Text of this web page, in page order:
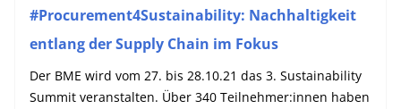
#Procurement4Sustainability: Nachhaltigkeit
entlang der Supply Chain im Fokus
Der BME wird vom 27. bis 28.10.21 das 3. Sustainability
Summit veranstalten. Über 340 Teilnehmer:innen haben